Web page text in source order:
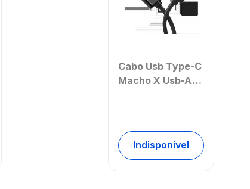
Cabo Usb Type-C
Macho X Usb-A
[Reembalado]
Indisponível